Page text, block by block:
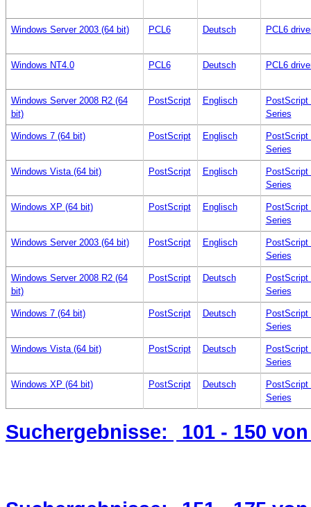
Windows Server 2003 (64 bit) PCL6 Deutsch PCL6
Windows NT4.0 PCL6 Deutsch PCL6
Windows Server 2008 R2 (64
bit)
PostScript Englisch
PostScript
Series
Windows 7 (64 bit) PostScript Englisch
PostScript
Series
Windows Vista (64 bit) PostScript Englisch
PostScript
Series
Windows XP (64 bit) PostScript Englisch
PostScript
Series
Windows Server 2003 (64 bit) PostScript Englisch
PostScript
Series
Windows Server 2008 R2 (64
bit)
PostScript Deutsch
PostScript
Series
Windows 7 (64 bit) PostScript Deutsch
PostScript
Series
Windows Vista (64 bit) PostScript Deutsch
PostScript
Series
Windows XP (64 bit) PostScript Deutsch
PostScript
Series
Suchergebnisse: 101 - 150 von